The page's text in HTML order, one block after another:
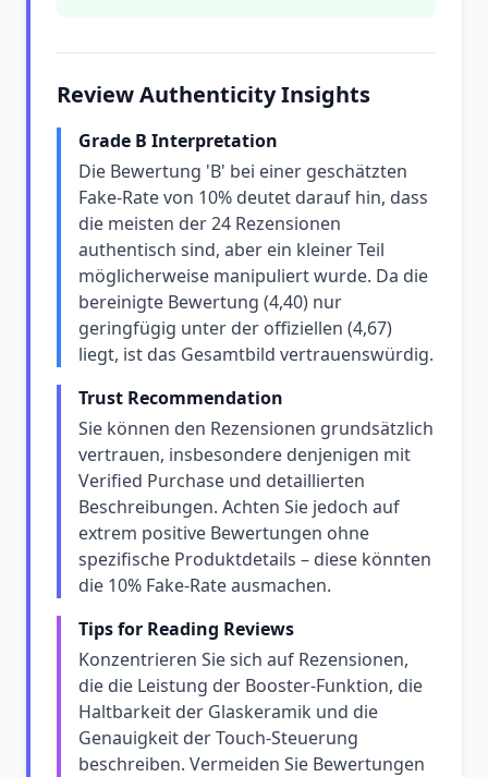
Review Authenticity Insights
Grade B Interpretation
Die Bewertung 'B' bei einer geschätzten
Fake-Rate von 10% deutet darauf hin, dass
die meisten der 24 Rezensionen
authentisch sind, aber ein kleiner Teil
möglicherweise manipuliert wurde. Da die
bereinigte Bewertung (4,40) nur
geringfügig unter der offiziellen (4,67)
liegt, ist das Gesamtbild vertrauenswürdig.
Trust Recommendation
Sie können den Rezensionen grundsätzlich
vertrauen, insbesondere denjenigen mit
Verified Purchase und detaillierten
Beschreibungen. Achten Sie jedoch auf
extrem positive Bewertungen ohne
spezifische Produktdetails – diese könnten
die 10% Fake-Rate ausmachen.
Tips for Reading Reviews
Konzentrieren Sie sich auf Rezensionen,
die die Leistung der Booster-Funktion, die
Haltbarkeit der Glaskeramik und die
Genauigkeit der Touch-Steuerung
beschreiben. Vermeiden Sie Bewertungen